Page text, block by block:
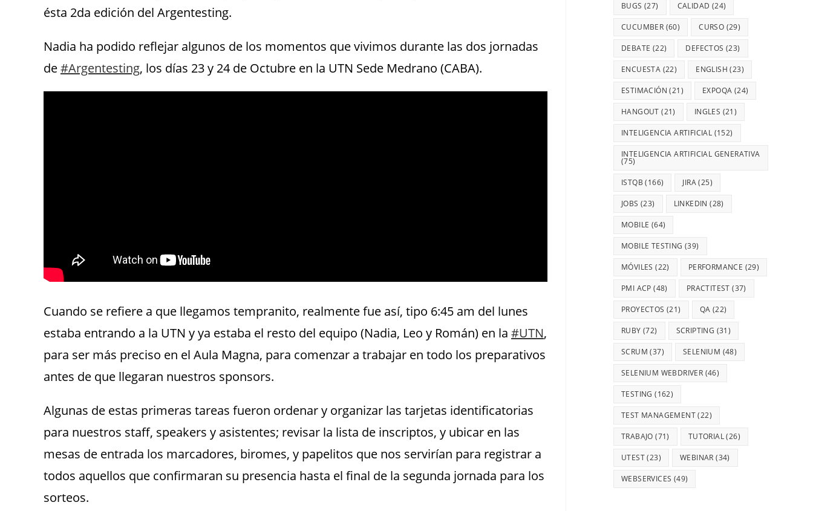
ésta 2da edición del Argentesting.
Nadia ha podido reflejar algunos de los momentos que vivimos durante las dos jornadas
de#Argentesting, los días 23 y 24 de Octubre en la UTN Sede Medrano (CABA).
Cuando se refiere a que llegamos tempranito, realmente fue así, tipo 6:45 am del lunes
estaba entrando a la UTN y ya estaba el resto del equipo (Nadia, Leo y Román) en la #UTN,
para ser más preciso en el Aula Magna, para comenzar a trabajar en todo los preparativos
antes de que llegaran nuestros sponsors.
Algunas de estas primeras tareas fueron ordenar y organizar las tarjetas identificatorias
para nuestros staff, speakers y asistentes; revisar la lista de inscriptos, y ubicar en las
mesas de entrada los marcadores, biromes, y papelitos que nos servirían para registrar a
todos aquellos que confirmaran su presencia hasta el final de la segunda jornada para los
sorteos.
BUGS (27) CALIDAD (24)
CUCUMBER (60) CURSO (29)
DEBATE (22) DEFECTOS (23)
ENCUESTA (22) ENGLISH (23)
ESTIMACIÓN (21) EXPOQA (24)
HANGOUT (21) INGLES (21)
INTELIGENCIA ARTIFICIAL (152)
INTELIGENCIA ARTIFICIAL GENERATIVA
(75)
ISTQB (166) JIRA(25)
JOBS (23) LINKEDIN (28)
MOBILE (64)
MOBILE TESTING (39)
MÓVILES (22) PERFORMANCE (29)
PMI ACP (48) PRACTITEST (37)
PROYECTOS (21) QA (22)
RUBY (72) SCRIPTING (31)
SCRUM (37) SELENIUM (48)
SELENIUM WEBDRIVER (46)
TESTING (162)
TEST MANAGEMENT(22)
TRABAJO (71) TUTORIAL(26)
UTEST(23) WEBINAR (34)
WEBSERVICES (49)